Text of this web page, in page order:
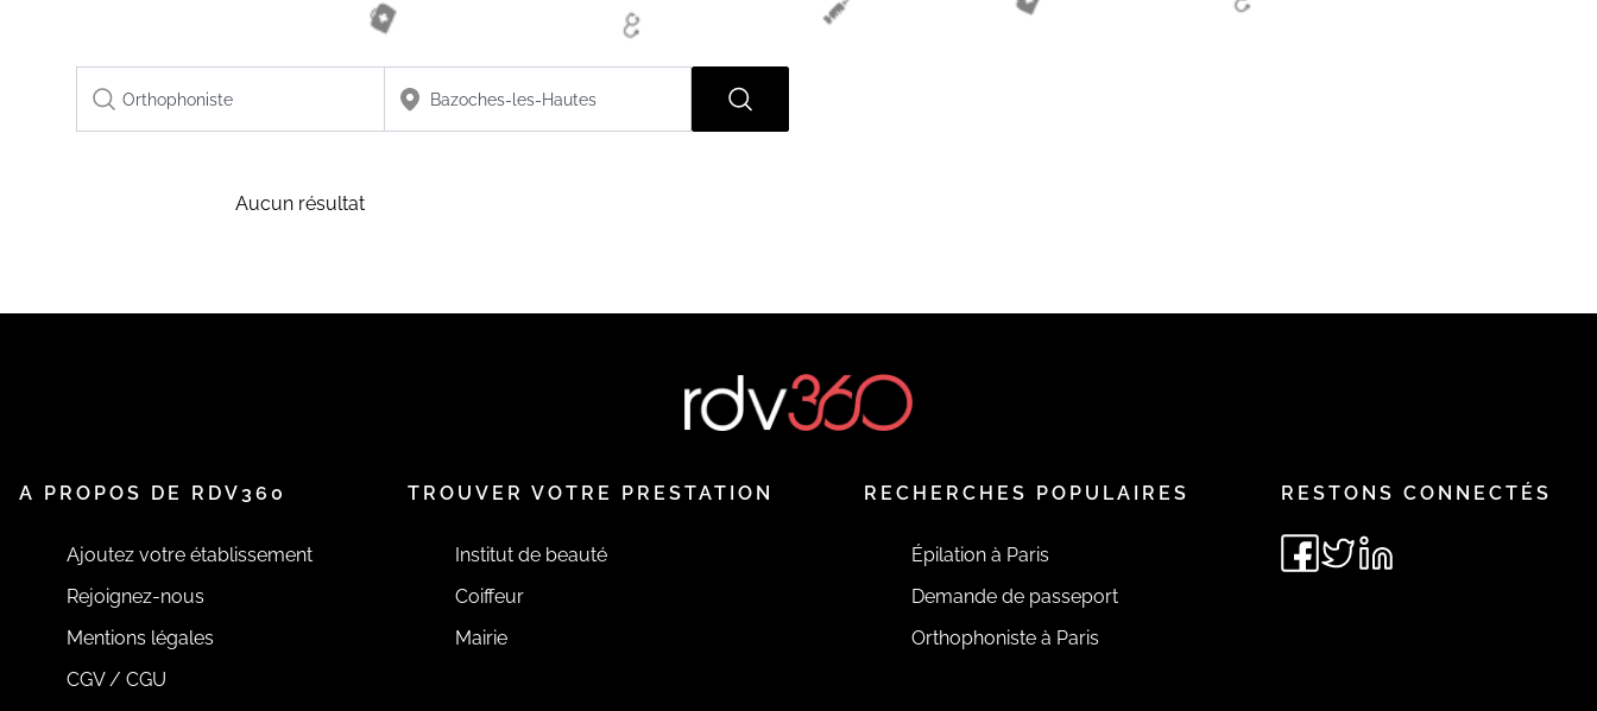
Aucun résultat
A PROPOS DE RDV360
Ajoutez votre établissement
Rejoignez-nous
Mentions légales
CGV / CGU
TROUVER VOTRE PRESTATION
Institut de beauté
Coiffeur
Mairie
RECHERCHES POPULAIRES
Épilation à Paris
Demande de passeport
Orthophoniste à Paris
RESTONS CONNECTÉS